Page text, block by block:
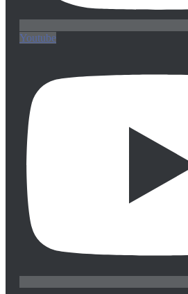
Youtube